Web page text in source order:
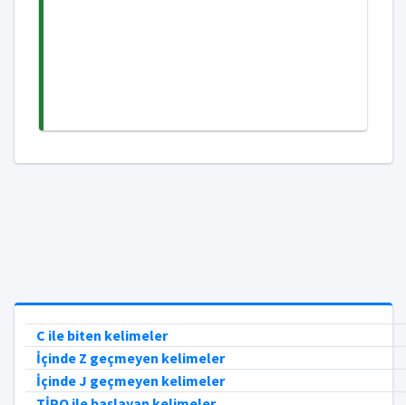
C ile biten kelimeler
İçinde Z geçmeyen kelimeler
İçinde J geçmeyen kelimeler